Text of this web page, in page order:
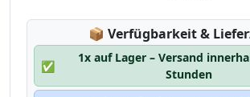
📦 Lagerstatus:
Verfügbarkeit &
✅
1x auf Lager – Versand
Stunden